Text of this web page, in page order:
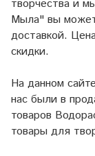
творчества и
Мыла" вы
доставкой.
скидки.
На данном
нас были в
товаров
товары для